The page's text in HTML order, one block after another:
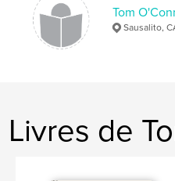
Tom
Sausalito,
Livres de